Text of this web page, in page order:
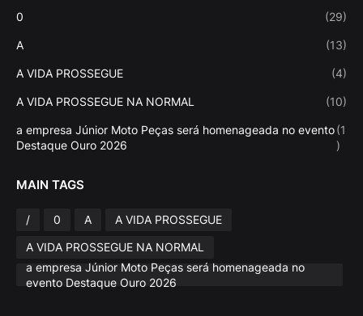
0 (29)
A (13)
A VIDA PROSSEGUE (4)
A VIDA PROSSEGUE NA NORMAL (10)
a empresa Júnior Moto Peças será homenageada no evento
Destaque Ouro 2026
(1
)
MAIN TAGS
/ 0 A
A VIDA PROSSEGUE
A VIDA PROSSEGUE NA NORMAL
a empresa Júnior Moto Peças será homenageada no
evento Destaque Ouro 2026